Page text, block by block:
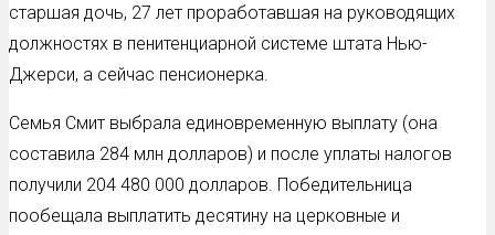
старшая дочь, 27 лет проработавшая на руководящих
должностях в пенитенциарной системе штата Нью-
Джерси, а сейчас пенсионерка.
Семья Смит выбрала единовременную выплату (она
составила 284 млн долларов) и после уплаты налогов
получили 204 480 000 долларов. Победительница
пообещала выплатить десятину на церковные и